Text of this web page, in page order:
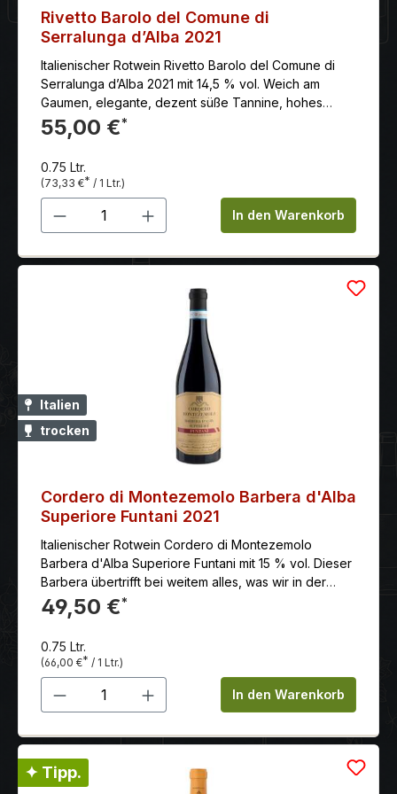
Rivetto Barolo del Comune di
Serralunga d’Alba 2021
Italienischer Rotwein Rivetto Barolo del Comune di
Serralunga d’Alba 2021 mit 14,5 % vol. Weich am
Gaumen, elegante, dezent süße Tannine, hohes
Reifepotenzial
55,00 €*
0.75 Ltr.
(73,33 €* / 1 Ltr.)
Produkt Anzahl: Gib denIn den Warenkorb
Italien
trocken
Cordero di Montezemolo Barbera d'Alba
Superiore Funtani 2021
Italienischer Rotwein Cordero di Montezemolo
Barbera d'Alba Superiore Funtani mit 15 % vol. Dieser
Barbera übertrifft bei weitem alles, was wir in der
letzten Zeit verkostet haben. Intensiv, komplex,
großartig eingebundenes Tannin und ein
Kirschen, Schokolade und Lakritze. Ohne Zweifel
einer der ganz großen Weine aus dem Piemont.
49,50 €*
0.75 Ltr.
(66,00 €* / 1 Ltr.)
Produkt Anzahl: Gib denIn den Warenkorb
✦ Tipp.